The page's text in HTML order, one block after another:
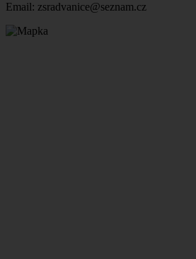
Email: zsradvanice@seznam.cz